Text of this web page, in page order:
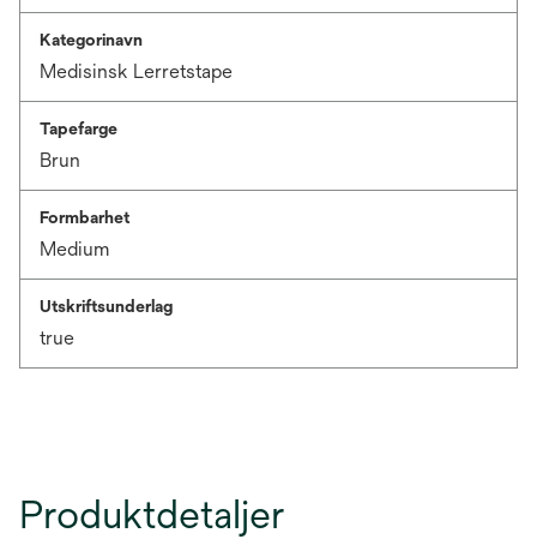
Kategorinavn
Medisinsk Lerretstape
Tapefarge
Brun
Formbarhet
Medium
Utskriftsunderlag
true
Produktdetaljer